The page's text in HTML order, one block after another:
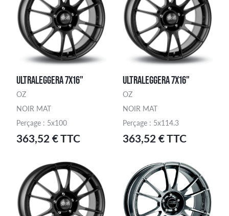
ULTRALEGGERA 7X16"
OZ
NOIR MAT
Perçage : 5x100
363,52 € TTC
ULTRALEGGERA 7X16"
OZ
NOIR MAT
Perçage : 5x114.3
363,52 € TTC